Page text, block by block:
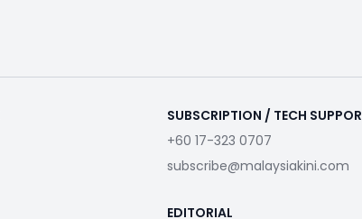
SUBSCRIPTION / TECH
+60 17-323 0707
subscribe@malaysiakini.com
EDITORIAL